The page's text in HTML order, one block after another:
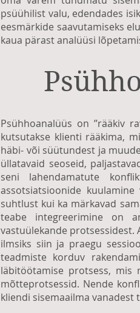
psüühilist valu, edendades
eesmärkide saavutamiseks
kaua pärast analüüsi
Psühhoanalüüs on ’’rääkiv
kutsutakse klienti rääkima,
häbi- või süütundest ja
üllatavaid seoseid,
seni lahendamatute
assotsiatsioonide
suhtlust kui ka märkavad
teabe integreerimine on
vastuülekande protsessidest.
ilmsiks siin ja praegu
teadmiste korduv
läbitöötamise protsess, mis
mõtteprotsessid. Nende
kliendi sisemaailma